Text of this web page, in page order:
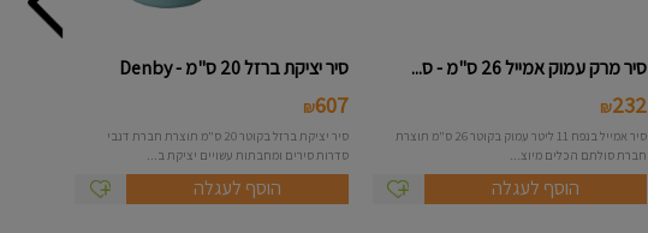
סיר מרק עמוק אמייל 26 ס"מ - ס...
232
₪
סיר אמייל בנפח 11 ליטר עמוק בקוטר 26 ס"מ תוצרת
חברת סולתם הכלים מיוצ...
הוסף לעגלה
סיר יציקת ברזל 20 ס"מ - Denby
607
₪
סיר יציקת ברזל בקוטר 20 ס"מ תוצרת חברת דנבי
סדרות סירים ומחבתות עשויים יציקת ב...
הוסף לעגלה